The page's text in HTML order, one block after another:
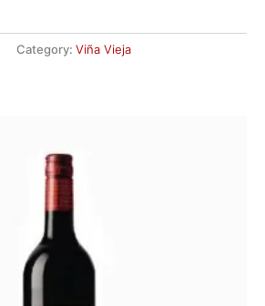
Category: Viña Vieja